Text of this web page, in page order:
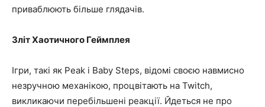
приваблюють більше глядачів.
Зліт Хаотичного Геймплея
Ігри, такі як Peak і Baby Steps, відомі своєю навмисно
незручною механікою, процвітають на Twitch,
викликаючи перебільшені реакції. Йдеться не про